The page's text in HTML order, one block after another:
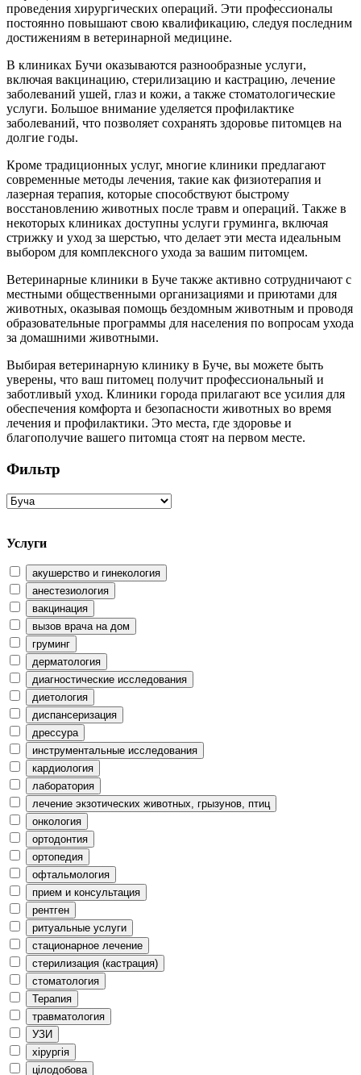
проведения хирургических операций. Эти профессионалы
постоянно повышают свою квалификацию, следуя последним
достижениям в ветеринарной медицине.
В клиниках Бучи оказываются разнообразные услуги,
включая вакцинацию, стерилизацию и кастрацию, лечение
заболеваний ушей, глаз и кожи, а также стоматологические
услуги. Большое внимание уделяется профилактике
заболеваний, что позволяет сохранять здоровье питомцев на
долгие годы.
Кроме традиционных услуг, многие клиники предлагают
современные методы лечения, такие как физиотерапия и
лазерная терапия, которые способствуют быстрому
восстановлению животных после травм и операций. Также в
некоторых клиниках доступны услуги груминга, включая
стрижку и уход за шерстью, что делает эти места идеальным
выбором для комплексного ухода за вашим питомцем.
Ветеринарные клиники в Буче также активно сотрудничают с
местными общественными организациями и приютами для
животных, оказывая помощь бездомным животным и проводя
образовательные программы для населения по вопросам ухода
за домашними животными.
Выбирая ветеринарную клинику в Буче, вы можете быть
уверены, что ваш питомец получит профессиональный и
заботливый уход. Клиники города прилагают все усилия для
обеспечения комфорта и безопасности животных во время
лечения и профилактики. Это места, где здоровье и
благополучие вашего питомца стоят на первом месте.
Фильтр
Услуги
акушерство и гинекология
анестезиология
вакцинация
вызов врача на дом
груминг
дерматология
диагностические исследования
диетология
диспансеризация
дрессура
инструментальные исследования
кардиология
лаборатория
лечение экзотических животных, грызунов, птиц
онкология
ортодонтия
ортопедия
офтальмология
прием и консультация
рентген
ритуальные услуги
стационарное лечение
стерилизация (кастрация)
стоматология
Терапия
травматология
УЗИ
хірургія
цілодобова